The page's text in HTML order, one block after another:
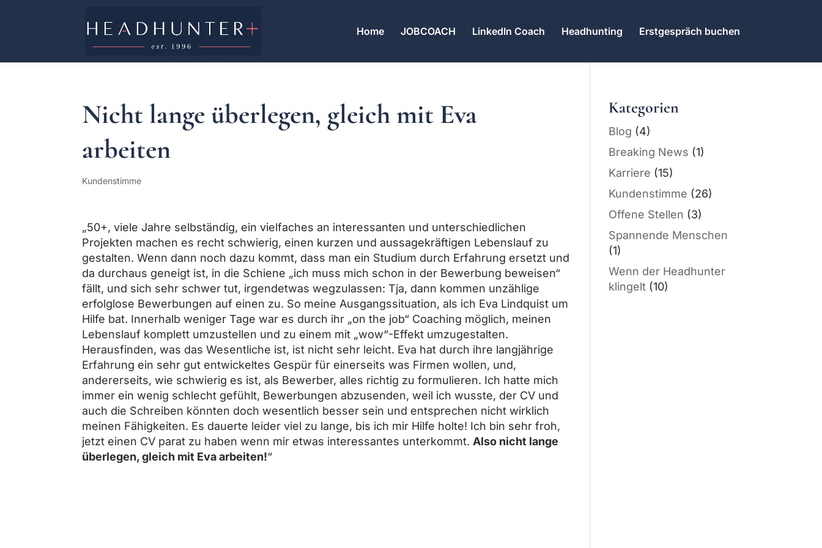
Home JOBCOACH LinkedIn Coach Headhunting Erstgespräch buchen
Nicht lange überlegen, gleich mit Eva
arbeiten
Kundenstimme
„50+, viele Jahre selbständig, ein vielfaches an interessanten und unterschiedlichen
Projekten machen es recht schwierig, einen kurzen und aussagekräftigen Lebenslauf zu
gestalten. Wenn dann noch dazu kommt, dass man ein Studium durch Erfahrung ersetzt und
da durchaus geneigt ist, in die Schiene „ich muss mich schon in der Bewerbung beweisen“
fällt, und sich sehr schwer tut, irgendetwas wegzulassen: Tja, dann kommen unzählige
erfolglose Bewerbungen auf einen zu. So meine Ausgangssituation, als ich Eva Lindquist um
Hilfe bat. Innerhalb weniger Tage war es durch ihr „on the job“ Coaching möglich, meinen
Lebenslauf komplett umzustellen und zu einem mit „wow“-Effekt umzugestalten.
Herausfinden, was das Wesentliche ist, ist nicht sehr leicht. Eva hat durch ihre langjährige
Erfahrung ein sehr gut entwickeltes Gespür für einerseits was Firmen wollen, und,
andererseits, wie schwierig es ist, als Bewerber, alles richtig zu formulieren. Ich hatte mich
immer ein wenig schlecht gefühlt, Bewerbungen abzusenden, weil ich wusste, der CV und
auch die Schreiben könnten doch wesentlich besser sein und entsprechen nicht wirklich
meinen Fähigkeiten. Es dauerte leider viel zu lange, bis ich mir Hilfe holte! Ich bin sehr froh,
jetzt einen CV parat zu haben wenn mir etwas interessantes unterkommt. Also nicht lange
überlegen, gleich mit Eva arbeiten!“
Kategorien
Blog (4)
Breaking News (1)
Karriere (15)
Kundenstimme (26)
Offene Stellen (3)
Spannende Menschen
(1)
Wenn der Headhunter
klingelt(10)